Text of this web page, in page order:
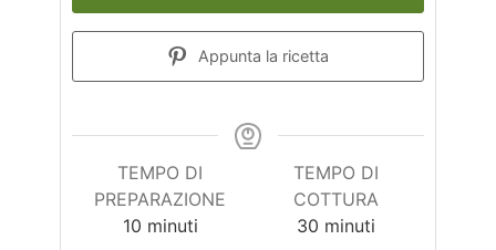
Appunta la ricetta
TEMPO DI
PREPARAZIONE
10minuti
minuti
TEMPO DI
COTTURA
30 minuti
minuti